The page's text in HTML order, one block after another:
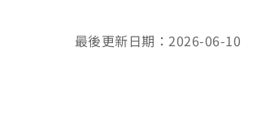
最後更新日期：2026-06-10